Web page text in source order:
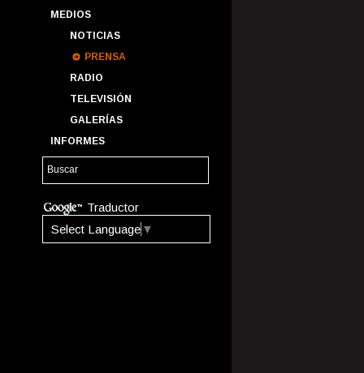
MEDIOS
NOTICIAS
PRENSA
RADIO
TELEVISIÓN
GALERÍAS
INFORMES
Traductor
Select Language ▼